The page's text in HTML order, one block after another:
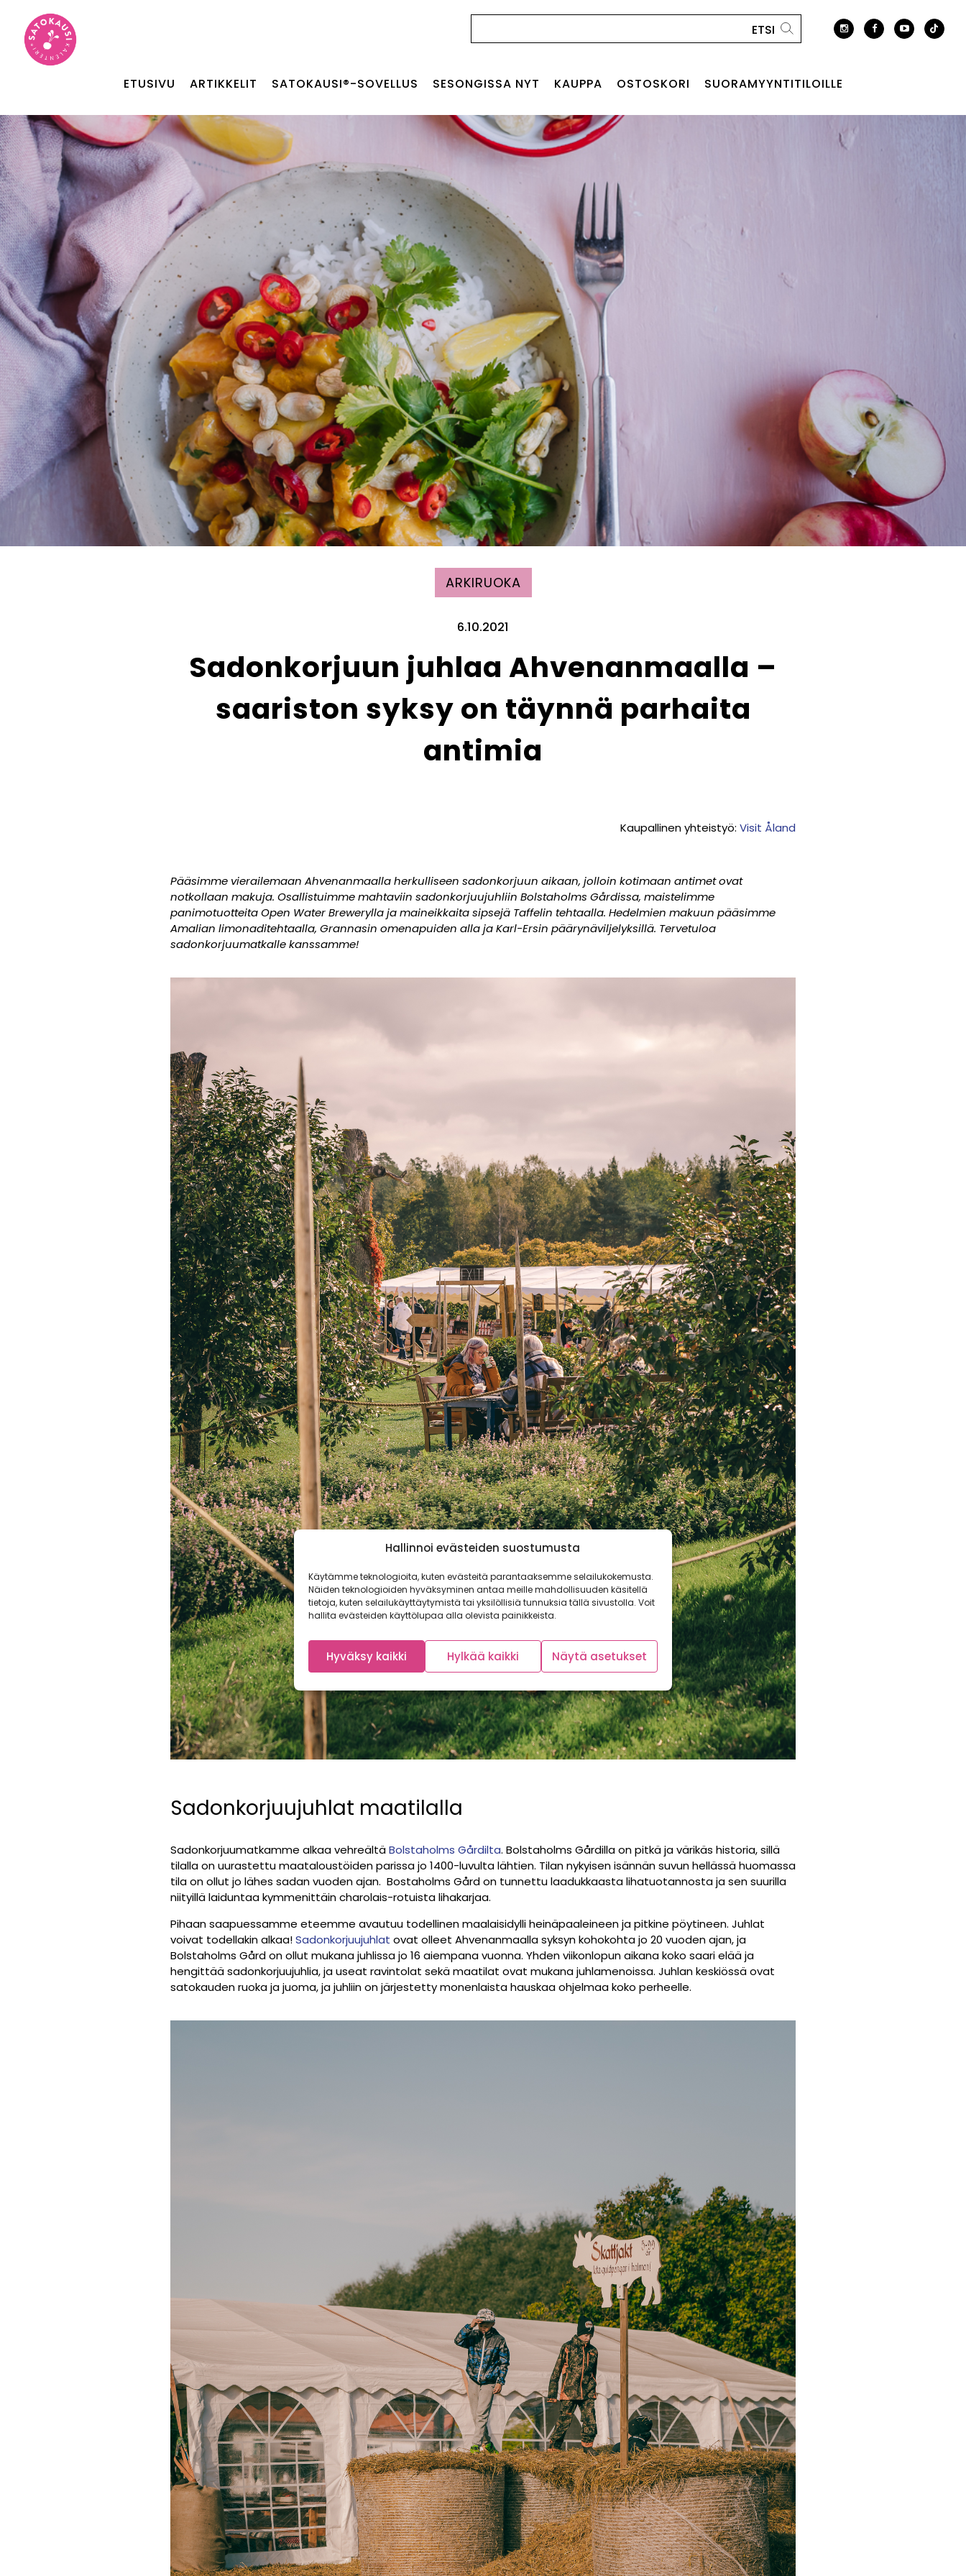
Hallinnoi evästeiden suostumusta
Käytämme teknologioita, kuten evästeitä parantaaksemme selailukokemusta.
Näiden teknologioiden hyväksyminen antaa meille mahdollisuuden käsitellä
tietoja, kuten selailukäyttäytymistä tai yksilöllisiä tunnuksia tällä sivustolla. Voit
hallita evästeiden käyttölupaa alla olevista painikkeista.
Hyväksy kaikki Hylkää kaikki Näytä asetukset
ETUSIVU ARTIKKELIT SATOKAUSI®-SOVELLUS SESONGISSA NYT KAUPPA OSTOSKORI SUORAMYYNTITILOILLE
ARKIRUOKA
6.10.2021
Sadonkorjuun juhlaa Ahvenanmaalla –
saariston syksy on täynnä parhaita
antimia
Kaupallinen yhteistyö: Visit Åland
Pääsimme vierailemaan Ahvenanmaalla herkulliseen sadonkorjuun aikaan, jolloin kotimaan antimet ovat
notkollaan makuja. Osallistuimme mahtaviin sadonkorjuujuhliin Bolstaholms Gårdissa, maistelimme
panimotuotteita Open Water Brewerylla ja maineikkaita sipsejä Taffelin tehtaalla. Hedelmien makuun pääsimme
Amalian limonaditehtaalla, Grannasin omenapuiden alla ja Karl-Ersin päärynäviljelyksillä. Tervetuloa
sadonkorjuumatkalle kanssamme!
Sadonkorjuujuhlat maatilalla
Sadonkorjuumatkamme alkaa vehreältäBolstaholms Gårdilta. Bolstaholms Gårdilla on pitkä ja värikäs historia, sillä
tilalla on uurastettu maataloustöiden parissa jo 1400-luvulta lähtien. Tilan nykyisen isännän suvun hellässä huomassa
tila on ollut jo lähes sadan vuoden ajan. Bostaholms Gård on tunnettu laadukkaasta lihatuotannosta ja sen suurilla
niityillä laiduntaa kymmenittäin charolais-rotuista lihakarjaa.
Pihaan saapuessamme eteemme avautuu todellinen maalaisidylli heinäpaaleineen ja pitkine pöytineen. Juhlat
voivat todellakin alkaa!Sadonkorjuujuhlat ovat olleet Ahvenanmaalla syksyn kohokohta jo 20 vuoden ajan, ja
Bolstaholms Gård on ollut mukana juhlissa jo 16 aiempana vuonna. Yhden viikonlopun aikana koko saari elää ja
hengittää sadonkorjuujuhlia, ja useat ravintolat sekä maatilat ovat mukana juhlamenoissa. Juhlan keskiössä ovat
satokauden ruoka ja juoma, ja juhliin on järjestetty monenlaista hauskaa ohjelmaa koko perheelle.